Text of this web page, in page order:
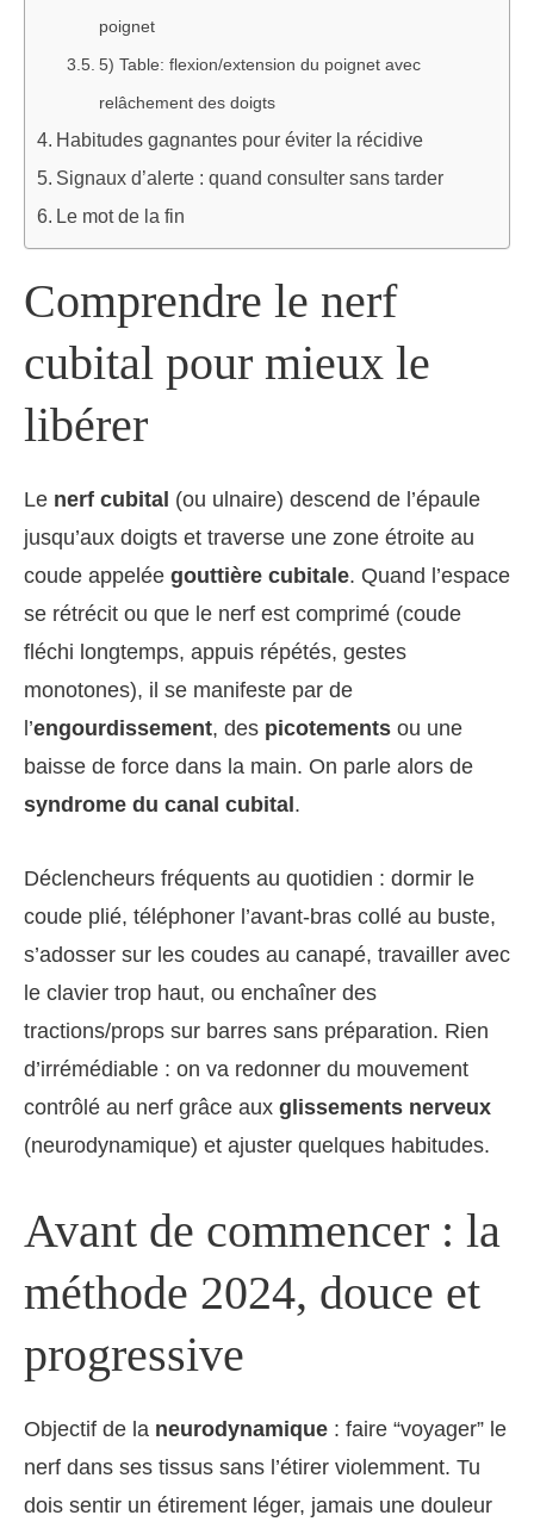
poignet
5) Table: flexion/extension du poignet avec
relâchement des doigts
Habitudes gagnantes pour éviter la récidive
Signaux d’alerte : quand consulter sans tarder
Le mot de la fin
Comprendre le nerf
cubital pour mieux le
libérer
Le nerf cubital (ou ulnaire) descend de l’épaule
jusqu’aux doigts et traverse une zone étroite au
coude appelée gouttière cubitale. Quand l’espace
se rétrécit ou que le nerf est comprimé (coude
fléchi longtemps, appuis répétés, gestes
monotones), il se manifeste par de
l’engourdissement, des picotements ou une
baisse de force dans la main. On parle alors de
syndrome du canal cubital.
Déclencheurs fréquents au quotidien : dormir le
coude plié, téléphoner l’avant-bras collé au buste,
s’adosser sur les coudes au canapé, travailler avec
le clavier trop haut, ou enchaîner des
tractions/props sur barres sans préparation. Rien
d’irrémédiable : on va redonner du mouvement
contrôlé au nerf grâce aux glissements nerveux
(neurodynamique) et ajuster quelques habitudes.
Avant de commencer : la
méthode 2024, douce et
progressive
Objectif de la neurodynamique : faire “voyager” le
nerf dans ses tissus sans l’étirer violemment. Tu
dois sentir un étirement léger, jamais une douleur